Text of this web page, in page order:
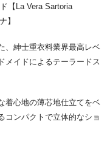
【La Vera Sartoria
】
、紳士重衣料業界最高レベ
メイドによるテーラードス
着心地の薄芯地仕立てをベ
コンパクトで立体的なショ